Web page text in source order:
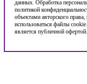
данных. Обработка
политикой
объектами авторского
использоваться файлы
является публичной офертой.